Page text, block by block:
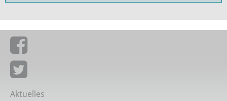
Giordano-Bruno-Stiftung auf Facebook
Giordano-Bruno-Stiftung bei Twitter
Aktuelles